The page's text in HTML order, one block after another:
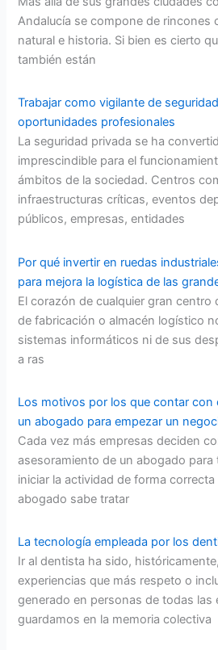
Andalucía se compone de rincones
natural e historia. Si bien es cierto
también están
Trabajar como vigilante de
oportunidades profesionales
La seguridad privada se ha
imprescindible para el
ámbitos de la sociedad. Centros
infraestructuras críticas, eventos
públicos, empresas, entidades
Por qué invertir en ruedas
para mejora la logística de las
El corazón de cualquier gran centro
de fabricación o almacén logístico
sistemas informáticos ni de sus
a ras
Los motivos por los que contar con
un abogado para empezar un
Cada vez más empresas deciden
asesoramiento de un abogado para
iniciar la actividad de forma
abogado sabe tratar
La tecnología empleada por los
Ir al dentista ha sido,
experiencias que más respeto o
generado en personas de todas las
guardamos en la memoria colectiva